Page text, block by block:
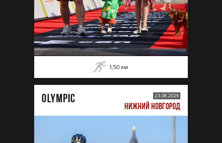
1,50 км
OLYMPIC 23.08.2026
НИЖНИЙ НОВГОРОД